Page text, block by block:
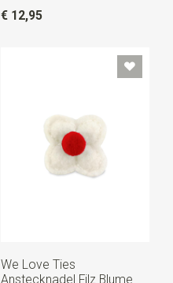
€ 12,95
We Love Ties
Anstecknadel Filz Blume